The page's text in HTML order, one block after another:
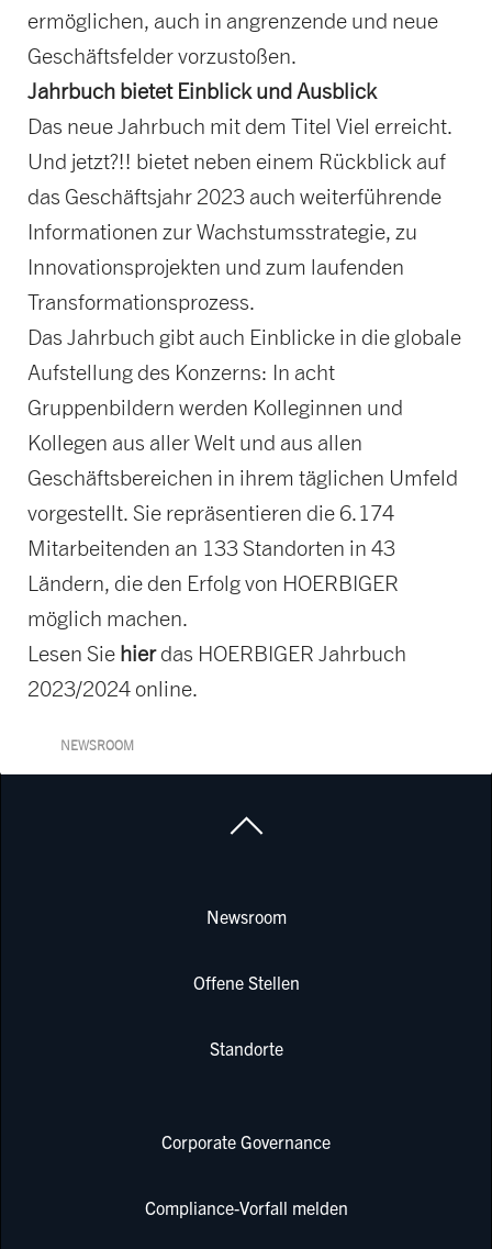
ermöglichen, auch in angrenzende und neue
Geschäftsfelder vorzustoßen.
Jahrbuch bietet Einblick und Ausblick
Das neue Jahrbuch mit dem Titel Viel erreicht.
Und jetzt?!! bietet neben einem Rückblick auf
das Geschäftsjahr 2023 auch weiterführende
Informationen zur Wachstumsstrategie, zu
Innovationsprojekten und zum laufenden
Transformationsprozess.
Das Jahrbuch gibt auch Einblicke in die globale
Aufstellung des Konzerns: In acht
Gruppenbildern werden Kolleginnen und
Kollegen aus aller Welt und aus allen
Geschäftsbereichen in ihrem täglichen Umfeld
vorgestellt. Sie repräsentieren die 6.174
Mitarbeitenden an 133 Standorten in 43
Ländern, die den Erfolg von HOERBIGER
möglich machen.
Lesen Sie hierdas HOERBIGER Jahrbuch
2023/2024 online.
NEWSROOM
Newsroom
Offene Stellen
Standorte
Corporate Governance
Compliance-Vorfall melden